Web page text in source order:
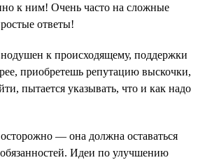
к ним! Очень часто на сложные
ответы!
к происходящему, поддержки
приобретешь репутацию выскочки,
пытается указывать, что и как надо
— она должна оставаться
Идеи по улучшению